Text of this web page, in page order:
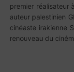
premier réalisateur
auteur palestinien
cinéaste irakienne
renouveau du